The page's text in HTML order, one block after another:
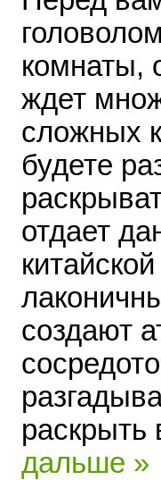
комнаты,
ждет
сложных
будете
отдает
создают
раскрыть
дальше »